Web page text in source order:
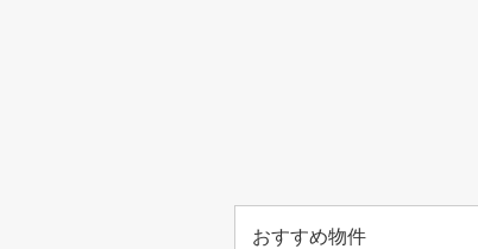
おすすめ物件